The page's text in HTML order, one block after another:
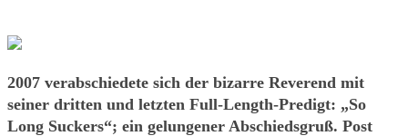
2007 verabschiedete sich der bizarre Reverend mit
seiner dritten und letzten Full-Length-Predigt: „So
Long Suckers“; ein gelungener Abschiedsgruß. Post